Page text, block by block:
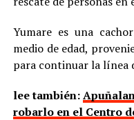
Yumare es una
medio de edad,
para continuar la línea
lee también:
robarlo en el Centro